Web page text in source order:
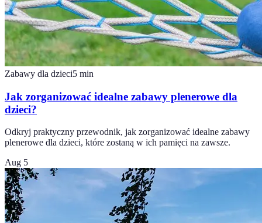
Zabawy dla dzieci5 min
Jak zorganizować idealne zabawy plenerowe dla
dzieci?
Odkryj praktyczny przewodnik, jak zorganizować idealne zabawy
plenerowe dla dzieci, które zostaną w ich pamięci na zawsze.
Aug 5